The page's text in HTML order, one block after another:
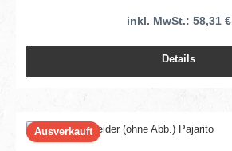
inkl. MwSt.: 58,31 €
Details
Ausverkauft